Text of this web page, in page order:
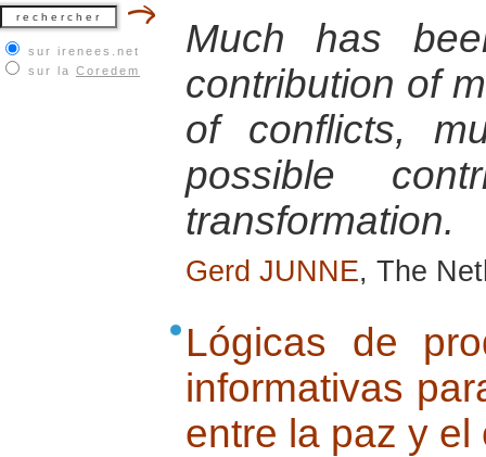
sur irenees.net
sur la Coredem
Much has
contribution of
of conflicts,
possible
transformation.
Gerd JUNNE, The
Lógicas de
informativas
entre la paz y